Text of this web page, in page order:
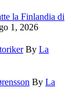
la Finlandia di
1, 2026
By La
By La